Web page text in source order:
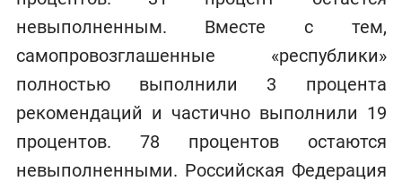
невыполненным. Вместе с тем,
самопровозглашенные «республики»
полностью выполнили 3 процента
рекомендаций и частично выполнили 19
процентов. 78 процентов остаются
невыполненными. Российская Федерация